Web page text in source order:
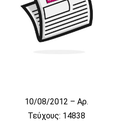
10/08/2012 – Αρ.
Τεύχους: 14838